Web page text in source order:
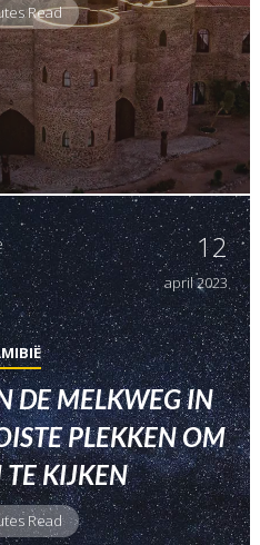
Read
12
april2023
DE MELKWEG IN
PLEKKEN OM
TE KIJKEN
Read